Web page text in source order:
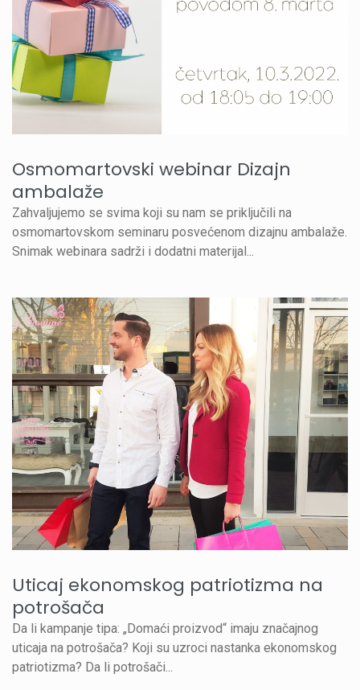
Osmomartovski webinar Dizajn
ambalaže
Zahvaljujemo se svima koji su nam se priključili na
osmomartovskom seminaru posvećenom dizajnu ambalaže.
Snimak webinara sadrži i dodatni materijal...
Uticaj ekonomskog patriotizma na
potrošača
Da li kampanje tipa: „Domaći proizvod“ imaju značajnog
uticaja na potrošača? Koji su uzroci nastanka ekonomskog
patriotizma? Da li potrošači...